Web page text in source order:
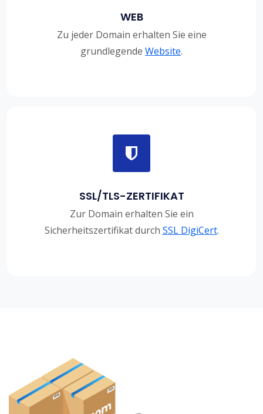
WEB
Zu jeder Domain erhalten Sie eine
grundlegende Website.
SSL/TLS-ZERTIFIKAT
Zur Domain erhalten Sie ein
Sicherheitszertifikat durch SSL DigiCert.